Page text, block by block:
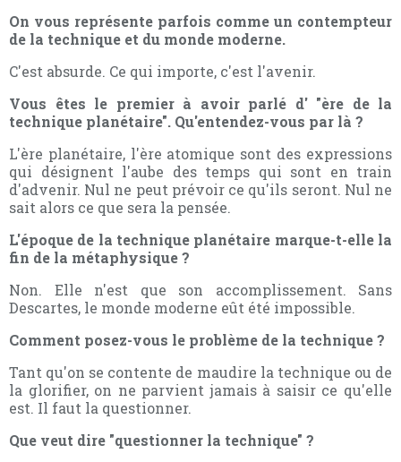
On vous représente parfois comme un contempteur
de la technique et du monde moderne.
C'est absurde. Ce qui importe, c'est l'avenir.
Vous êtes le premier à avoir parlé d' "ère de la
technique planétaire". Qu'entendez-vous par là ?
L'ère planétaire, l'ère atomique sont des expressions
qui désignent l'aube des temps qui sont en train
d'advenir. Nul ne peut prévoir ce qu'ils seront. Nul ne
sait alors ce que sera la pensée.
L'époque de la technique planétaire marque-t-elle la
fin de la métaphysique ?
Non. Elle n'est que son accomplissement. Sans
Descartes, le monde moderne eût été impossible.
Comment posez-vous le problème de la technique ?
Tant qu'on se contente de maudire la technique ou de
la glorifier, on ne parvient jamais à saisir ce qu'elle
est. Il faut la questionner.
Que veut dire "questionner la technique" ?